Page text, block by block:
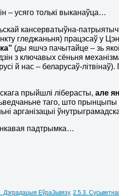
– усяго толькі выканаўца…
кансерватыўна-
гледжаньня) працэсаў у
(ды яшчэ пачытайце – зь
з ключавых сёньня
й нас – беларусаў-літвінаў).
прыйшлі ліберасты,але
таго, што прынцыпы
арганізацыі
падтрымка…
Дэградацыя ЕўраЗьвязу,2.5.3.